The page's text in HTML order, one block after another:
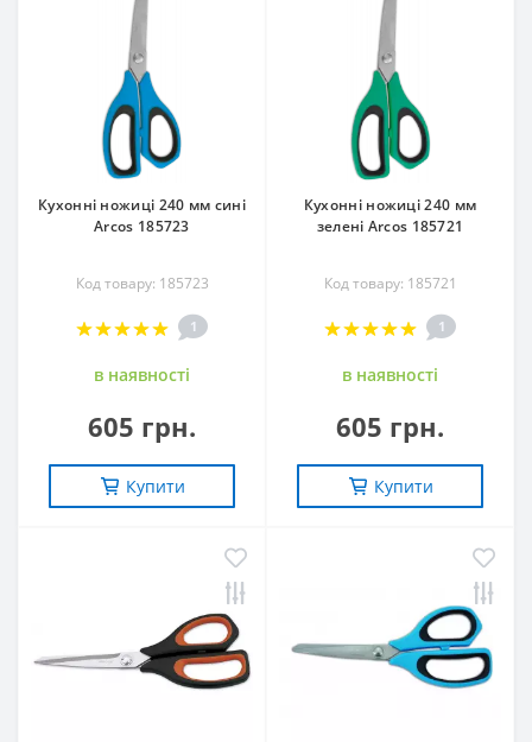
Кухонні ножиці 240 мм сині
Arcos 185723
Код товару: 185723
1
в наявностi
605 грн.
Купити
Кухонні ножиці 240 мм
зелені Arcos 185721
Код товару: 185721
1
в наявностi
605 грн.
Купити